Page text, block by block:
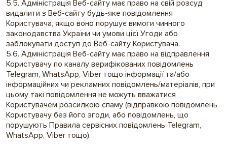
5.5. Адміністрація Веб-сайту має право на свій розсуд
видалити з Веб-сайту будь-яке повідомлення
Користувача, якщо воно порушує вимоги чинного
законодавства України чи умови цієї Угоди або
заблокувати доступ до Веб-сайту Користувача.
5.6. Адміністрація Веб-сайту має право на відправлення
Користувачу по каналу верифікованих повідомлень
Telegram, WhatsApp, Viber тощо інформації та/або
інформаційних чи рекламних повідомлень/матеріалів, при
цьому такі повідомлення не можуть вважатися
Користувачем розсилкою спаму (відправкою повідомлень
Користувачу без його згоди, або повідомлень, що
порушують Правила сервісних повідомлень Telegram,
WhatsApp, Viber тощо).